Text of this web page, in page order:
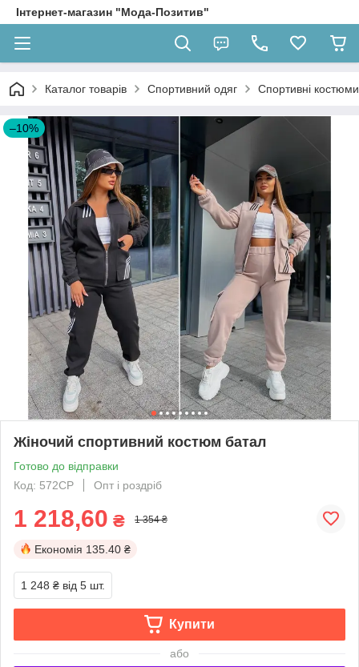
Інтернет-магазин "Мода-Позитив"
Каталог товарів Спортивний одяг Спортивні костюми
–10%
Жіночий спортивний костюм батал
Готово до відправки
Код: 572СР
Опт і роздріб
1 218,60 ₴ 1 354 ₴
Економія 135.40 ₴
1 248 ₴ від 5 шт.
Купити
або